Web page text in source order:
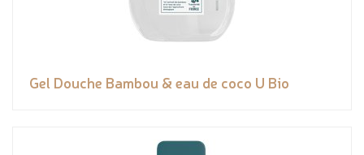
Gel Douche Bambou & eau de coco U Bio